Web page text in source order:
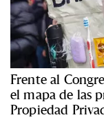
Frente al
el mapa de las
Propiedad